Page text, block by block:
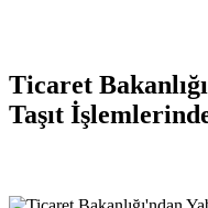
Ticaret
Taşıt